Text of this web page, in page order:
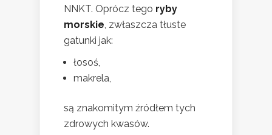
NNKT. Oprócz tego ryby
morskie, zwłaszcza tłuste
gatunki jak:
łosoś,
makrela,
są znakomitym źródłem tych
zdrowych kwasów.